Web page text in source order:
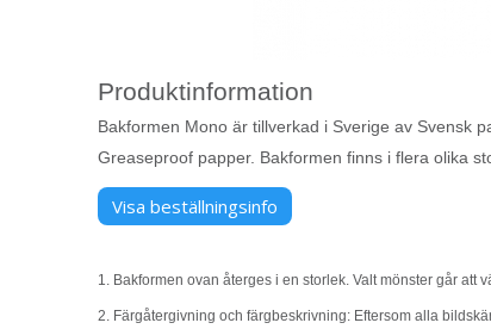
Produktinformation
Bakformen Mono är tillverkad i Sverige av Svensk
Greaseproof papper. Bakformen finns i flera olika
Visa beställningsinfo
1. Bakformen ovan återges i en storlek. Valt mönster går att
2. Färgåtergivning och färgbeskrivning: Eftersom alla